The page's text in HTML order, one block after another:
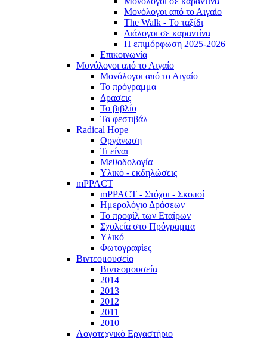
Μονόλογοι από το Αιγαίο
The Walk - Το ταξίδι
Διάλογοι σε καραντίνα
Η επιμόρφωση 2025-2026
Επικοινωνία
Μονόλογοι από το Αιγαίο
Μονόλογοι από το Αιγαίο
Το πρόγραμμα
Δρασεις
Το βιβλίο
Τα φεστιβάλ
Radical Hope
Οργάνωση
Τι είναι
Μεθοδολογία
Υλικό - εκδηλώσεις
mPPACT
mPPACT - Στόχοι - Σκοποί
Ημερολόγιο Δράσεων
Το προφίλ των Εταίρων
Σχολεία στο Πρόγραμμα
Υλικό
Φωτογραφίες
Βιντεομουσεία
Βιντεομουσεία
2014
2013
2012
2011
2010
Λογοτεχνικό Εργαστήριο